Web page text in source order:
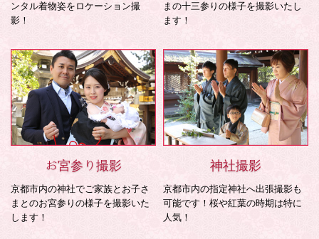
ンタル着物姿をロケーション撮
影！
まの十三参りの様子を撮影いたし
ます！
お宮参り撮影
京都市内の神社でご家族とお子さ
まとのお宮参りの様子を撮影いた
します！
神社撮影
京都市内の指定神社へ出張撮影も
可能です！桜や紅葉の時期は特に
人気！